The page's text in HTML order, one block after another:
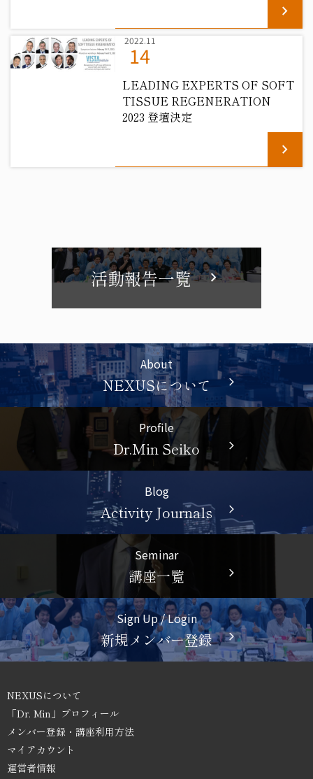
chevron_right
2022.11
14
LEADING EXPERTS OF SOFT
TISSUE REGENERATION
2023 登壇決定
chevron_right
活動報告一覧 chevron_right
About
NEXUSについて arrow_forward_ios
Profile
Dr.Min Seiko arrow_forward_ios
Blog
Activity Journals arrow_forward_ios
Seminar
講座一覧 arrow_forward_ios
Sign Up / Login
新規メンバー登録 arrow_forward_ios
NEXUSについて
「Dr. Min」プロフィール
メンバー登録・講座利用方法
マイアカウント
運営者情報